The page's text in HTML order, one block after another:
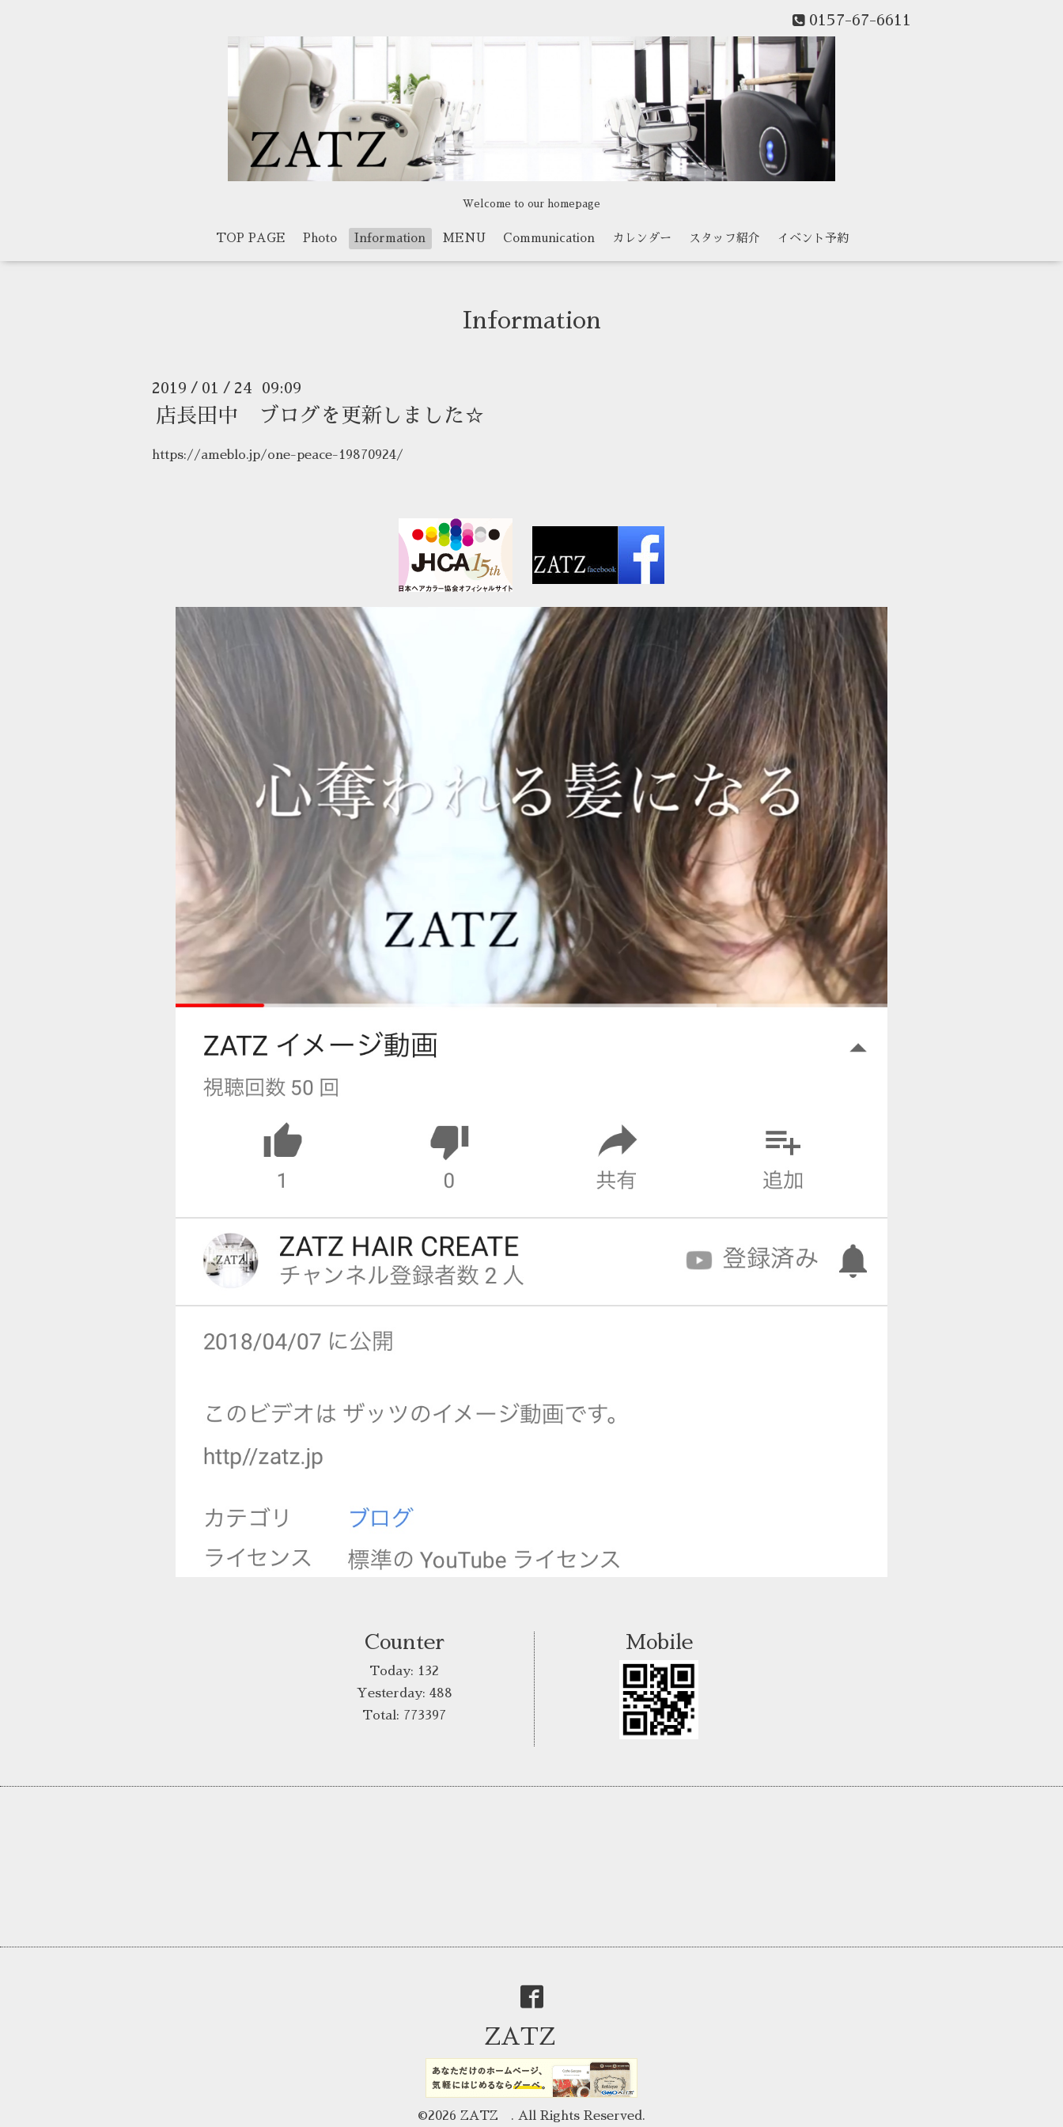
0157-67-6611
Welcome to our homepage
TOP PAGE Photo Information MENU Communication カレンダー スタッフ紹介 イベント予約
Information
2019 / 01 / 24 09:09
店長田中 ブログを更新しました☆
https://ameblo.jp/one-peace-19870924/
Counter
Today: 132
Yesterday: 488
Total: 773397
Mobile
ZATZ
©2026 ZATZ . All Rights Reserved.